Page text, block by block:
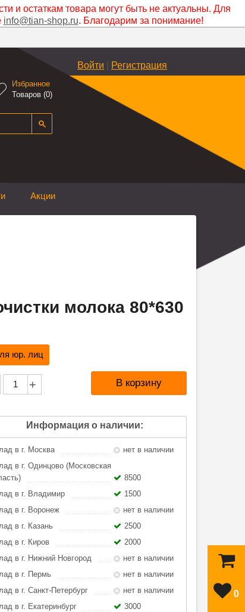
и остаткам товара могут быть не актуальны. Для
info@tian-shop.ru. Благодарим за понимание!
0
Войти Регистрация
Избранное
Товаров (0)
Акции
молока 80*630
юр. лиц
+
Информация о наличии:
в г. Москва
нет в наличии
в г. Одинцово (Московская
8500
в г. Владимир
1500
в г. Воронеж
нет в наличии
в г. Казань
2500
в г. Киров
2000
в г. Нижний Новгород
нет в наличии
в г. Пермь
нет в наличии
в г. Санкт-Петербург
нет в наличии
в г. Екатеринбург
3000